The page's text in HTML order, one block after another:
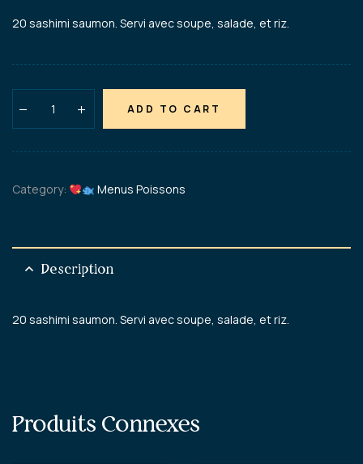
20 sashimi saumon. Servi avec soupe, salade, et riz.
ADD TO CART
Category: Menus Poissons
Description
20 sashimi saumon. Servi avec soupe, salade, et riz.
Produits Connexes